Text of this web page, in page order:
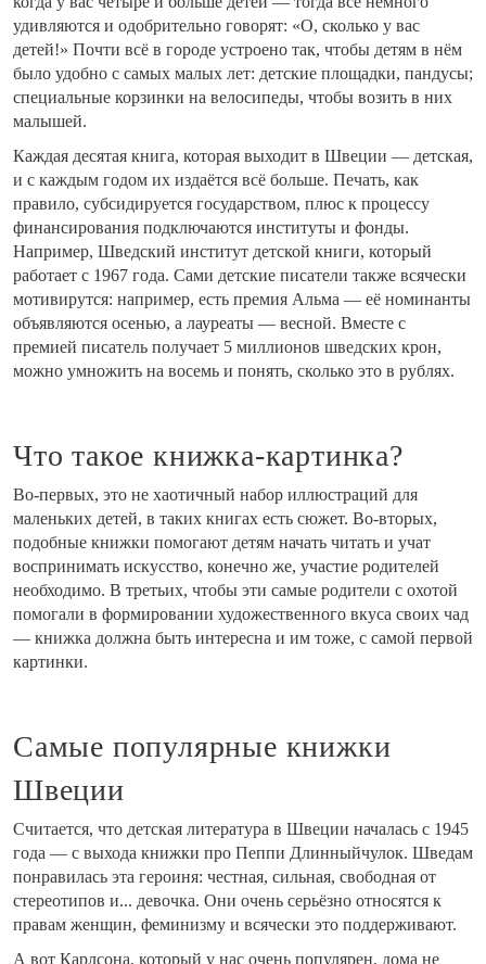
удивляются и одобрительно говорят: «О, сколько у вас
детей!» Почти всё в городе устроено так, чтобы детям в нём
было удобно с самых малых лет: детские площадки, пандусы;
специальные корзинки на велосипеды, чтобы возить в них
малышей.
Каждая десятая книга, которая выходит в Швеции — детская,
и с каждым годом их издаётся всё больше. Печать, как
правило, субсидируется государством, плюс к процессу
финансирования подключаются институты и фонды.
Например, Шведский институт детской книги, который
работает с 1967 года. Сами детские писатели также всячески
мотивирутся: например, есть премия Альма — её номинанты
объявляются осенью, а лауреаты — весной. Вместе с
премией писатель получает 5 миллионов шведских крон,
можно умножить на восемь и понять, сколько это в рублях.
Что такое книжка-картинка?
Во-первых, это не хаотичный набор иллюстраций для
маленьких детей, в таких книгах есть сюжет. Во-вторых,
подобные книжки помогают детям начать читать и учат
воспринимать искусство, конечно же, участие родителей
необходимо. В третьих, чтобы эти самые родители с охотой
помогали в формировании художественного вкуса своих чад
— книжка должна быть интересна и им тоже, с самой первой
картинки.
Самые популярные книжки
Швеции
Считается, что детская литература в Швеции началась с 1945
года — с выхода книжки про Пеппи Длинныйчулок. Шведам
понравилась эта героиня: честная, сильная, свободная от
стереотипов и... девочка. Они очень серьёзно относятся к
правам женщин, феминизму и всячески это поддерживают.
А вот Карлсона, который у нас очень популярен, дома не